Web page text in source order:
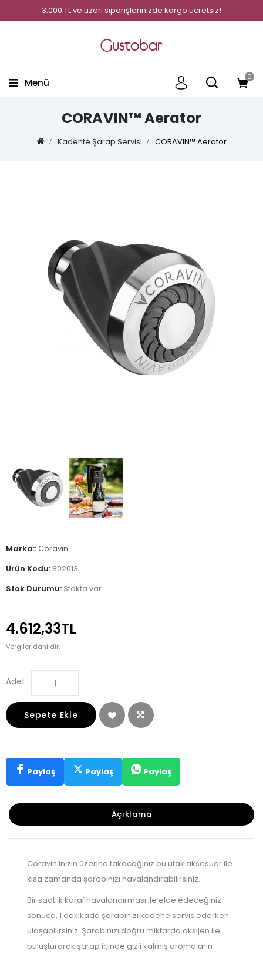
3.000 TL ve üzeri siparişlerinizde kargo ücretsiz!
0
Menü
CORAVIN™ Aerator
Kadehte Şarap Servisi CORAVIN™ Aerator
Marka::Coravin
Ürün Kodu: 802013
Stok Durumu: Stokta var
4.612,33TL
Vergiler dahildir.
Adet
Sepete Ekle
Paylaş Paylaş Paylaş
Açıklama
Coravin’inizin üzerine takacağınız bu ufak aksesuar ile
kısa zamanda şarabınızı havalandırabilirsiniz.
Bir saatlik karaf havalandırması ile elde edeceğiniz
sonuca, 1 dakikada şarabınızı kadehe servis ederken
ulaşabilirsiniz. Şarabınızı doğru miktarda oksijen ile
buluşturarak şarap içinde gizli kalmış aromaların